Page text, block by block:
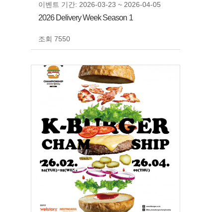
이벤트 기간: 2026-03-23 ~ 2026-04-05
2026 Delivery Week Season 1
조회 7550